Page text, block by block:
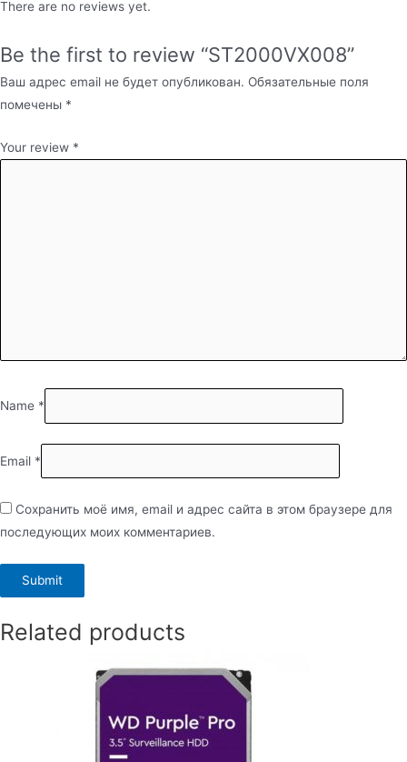
There are no reviews yet.
Be the first to review “ST2000VX008”
Ваш адрес email не будет опубликован. Обязательные поля
помечены *
Your review *
Name *
Email *
Сохранить моё имя, email и адрес сайта в этом браузере для
последующих моих комментариев.
Related products